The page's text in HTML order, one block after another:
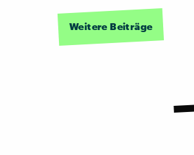
Weitere Beiträge